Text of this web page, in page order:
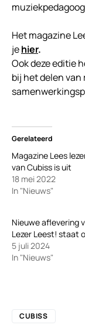
Het magazine
jehier.
Ook deze editie
bij het delen
Gerelateerd
Magazine Lees
van Cubiss is uit
18 mei 2022
In "Nieuws"
Nieuwe aflevering
Lezer Leest! staat
5 juli 2024
In "Nieuws"
CUBISS